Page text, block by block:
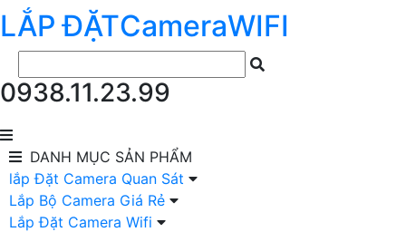
LẮP ĐẶTCameraWIFI
0938.11.23.99
DANH MỤC SẢN PHẨM
lắp Đặt Camera Quan Sát
Lắp Bộ Camera Giá Rẻ
Lắp Đặt Camera Wifi